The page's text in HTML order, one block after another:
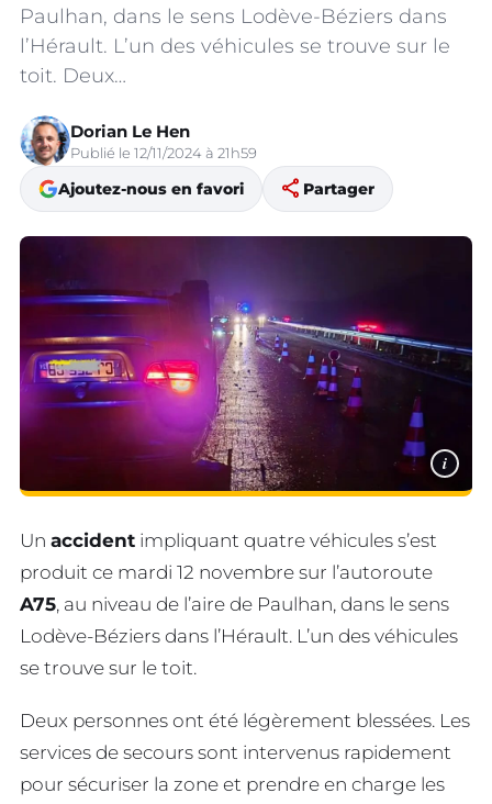
Paulhan, dans le sens Lodève-Béziers dans
l’Hérault. L’un des véhicules se trouve sur le
toit. Deux…
Dorian Le Hen
Publié le 12/11/2024 à 21h59
Ajoutez-nous en favori share Partager
i
Un accident impliquant quatre véhicules s’est
produit ce mardi 12 novembre sur l’autoroute
A75, au niveau de l’aire de Paulhan, dans le sens
Lodève-Béziers dans l’Hérault. L’un des véhicules
se trouve sur le toit.
Deux personnes ont été légèrement blessées. Les
services de secours sont intervenus rapidement
pour sécuriser la zone et prendre en charge les